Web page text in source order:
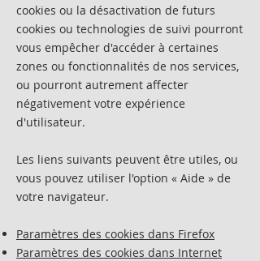
cookies ou la désactivation de futurs
cookies ou technologies de suivi pourront
vous empêcher d'accéder à certaines
zones ou fonctionnalités de nos services,
ou pourront autrement affecter
négativement votre expérience
d'utilisateur.
Les liens suivants peuvent être utiles, ou
vous pouvez utiliser l'option « Aide » de
votre navigateur.
Paramètres des cookies dans Firefox
Paramètres des cookies dans Internet